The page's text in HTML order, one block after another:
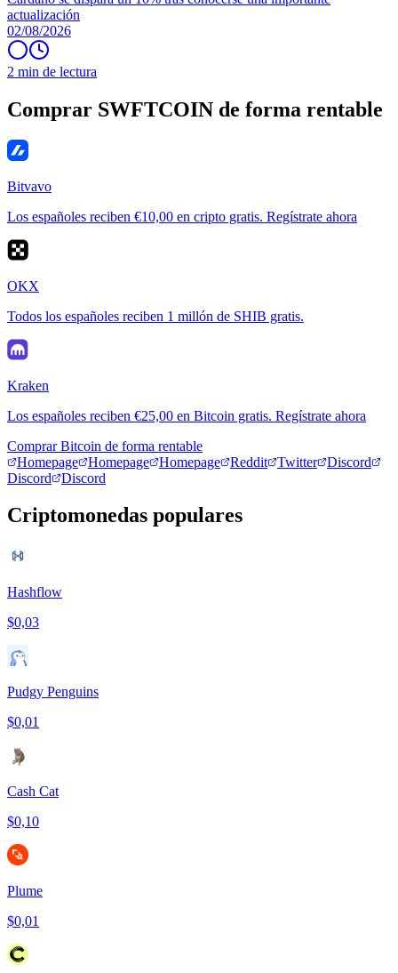
actualización
02/08/2026
2 min de lectura
Comprar SWFTCOIN de forma rentable
Bitvavo
Los españoles reciben €10,00 en cripto gratis. Regístrate ahora
OKX
Todos los españoles reciben 1 millón de SHIB gratis.
Kraken
Los españoles reciben €25,00 en Bitcoin gratis. Regístrate ahora
Comprar Bitcoin de forma rentable
Homepage
Homepage Homepage Reddit Twitter
Discord
Discord
Discord
Criptomonedas populares
Hashflow
$0,03
Pudgy Penguins
$0,01
Cash Cat
$0,10
Plume
$0,01